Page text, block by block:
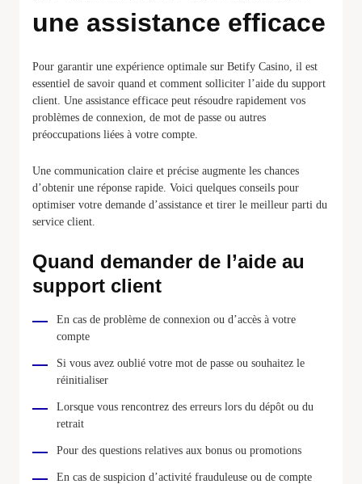
une assistance efficace
Pour garantir une expérience optimale sur Betify Casino, il est
essentiel de savoir quand et comment solliciter l’aide du support
client. Une assistance efficace peut résoudre rapidement vos
problèmes de connexion, de mot de passe ou autres
préoccupations liées à votre compte.
Une communication claire et précise augmente les chances
d’obtenir une réponse rapide. Voici quelques conseils pour
optimiser votre demande d’assistance et tirer le meilleur parti du
service client.
Quand demander de l’aide au
support client
En cas de problème de connexion ou d’accès à votre
compte
Si vous avez oublié votre mot de passe ou souhaitez le
réinitialiser
Lorsque vous rencontrez des erreurs lors du dépôt ou du
retrait
Pour des questions relatives aux bonus ou promotions
En cas de suspicion d’activité frauduleuse ou de compte